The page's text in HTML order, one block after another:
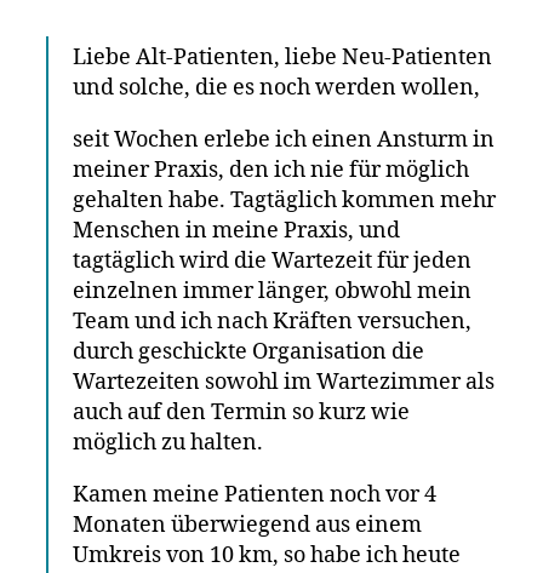
Liebe Alt-Patienten, liebe Neu-Patienten
und solche, die es noch werden wollen,
seit Wochen erlebe ich einen Ansturm in
meiner Praxis, den ich nie für möglich
gehalten habe. Tagtäglich kommen mehr
Menschen in meine Praxis, und
tagtäglich wird die Wartezeit für jeden
einzelnen immer länger, obwohl mein
Team und ich nach Kräften versuchen,
durch geschickte Organisation die
Wartezeiten sowohl im Wartezimmer als
auch auf den Termin so kurz wie
möglich zu halten.
Kamen meine Patienten noch vor 4
Monaten überwiegend aus einem
Umkreis von 10 km, so habe ich heute